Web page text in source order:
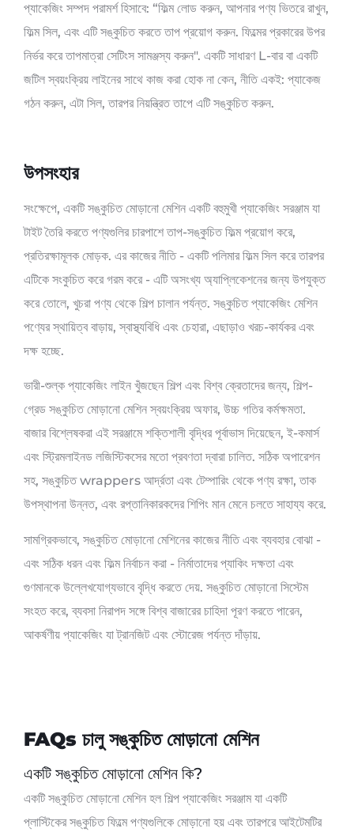
প্যাকেজিং সম্পদ পরামর্শ হিসাবে: “ফিল্ম লোড করুন, আপনার পণ্য ভিতরে রাখুন,
ফিল্ম সিল, এবং এটি সঙ্কুচিত করতে তাপ প্রয়োগ করুন. ফিল্মের প্রকারের উপর
নির্ভর করে তাপমাত্রা সেটিংস সামঞ্জস্য করুন". একটি সাধারণ L-বার বা একটি
জটিল স্বয়ংক্রিয় লাইনের সাথে কাজ করা হোক না কেন, নীতি একই: প্যাকেজ
গঠন করুন, এটা সিল, তারপর নিয়ন্ত্রিত তাপে এটি সঙ্কুচিত করুন.
উপসংহার
সংক্ষেপে, একটি সঙ্কুচিত মোড়ানো মেশিন একটি বহুমুখী প্যাকেজিং সরঞ্জাম যা
টাইট তৈরি করতে পণ্যগুলির চারপাশে তাপ-সঙ্কুচিত ফিল্ম প্রয়োগ করে,
প্রতিরক্ষামূলক মোড়ক. এর কাজের নীতি - একটি পলিমার ফিল্ম সিল করে তারপর
এটিকে সংকুচিত করে গরম করে - এটি অসংখ্য অ্যাপ্লিকেশনের জন্য উপযুক্ত
করে তোলে, খুচরা পণ্য থেকে শিল্প চালান পর্যন্ত. সঙ্কুচিত প্যাকেজিং মেশিন
পণ্যের স্থায়িত্ব বাড়ায়, স্বাস্থ্যবিধি এবং চেহারা, এছাড়াও খরচ-কার্যকর এবং
দক্ষ হচ্ছে.
ভারী-শুল্ক প্যাকেজিং লাইন খুঁজছেন শিল্প এবং বিশ্ব ক্রেতাদের জন্য, শিল্প-
গ্রেড সঙ্কুচিত মোড়ানো মেশিন স্বয়ংক্রিয় অফার, উচ্চ গতির কর্মক্ষমতা.
বাজার বিশ্লেষকরা এই সরঞ্জামে শক্তিশালী বৃদ্ধির পূর্বাভাস দিয়েছেন, ই-কমার্স
এবং স্ট্রিমলাইনড লজিস্টিকসের মতো প্রবণতা দ্বারা চালিত. সঠিক অপারেশন
সহ, সঙ্কুচিত wrappers আর্দ্রতা এবং টেম্পারিং থেকে পণ্য রক্ষা, তাক
উপস্থাপনা উন্নত, এবং রপ্তানিকারকদের শিপিং মান মেনে চলতে সাহায্য করে.
সামগ্রিকভাবে, সঙ্কুচিত মোড়ানো মেশিনের কাজের নীতি এবং ব্যবহার বোঝা -
এবং সঠিক ধরন এবং ফিল্ম নির্বাচন করা - নির্মাতাদের প্যাকিং দক্ষতা এবং
গুণমানকে উল্লেখযোগ্যভাবে বৃদ্ধি করতে দেয়. সঙ্কুচিত মোড়ানো সিস্টেম
সংহত করে, ব্যবসা নিরাপদ সঙ্গে বিশ্ব বাজারের চাহিদা পূরণ করতে পারেন,
আকর্ষণীয় প্যাকেজিং যা ট্রানজিট এবং স্টোরেজ পর্যন্ত দাঁড়ায়.
FAQs চালুসঙ্কুচিত মোড়ানো মেশিন
একটি সঙ্কুচিত মোড়ানো মেশিন কি?
একটি সঙ্কুচিত মোড়ানো মেশিন হল শিল্প প্যাকেজিং সরঞ্জাম যা একটি
প্লাস্টিকের সঙ্কুচিত ফিল্মে পণ্যগুলিকে মোড়ানো হয় এবং তারপরে আইটেমটির